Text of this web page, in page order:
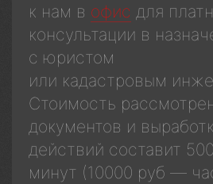
к нам в офис для
консультации в
с юристом
или кадастровым
Стоимость
документов и
действий составит
минут (10000 руб —